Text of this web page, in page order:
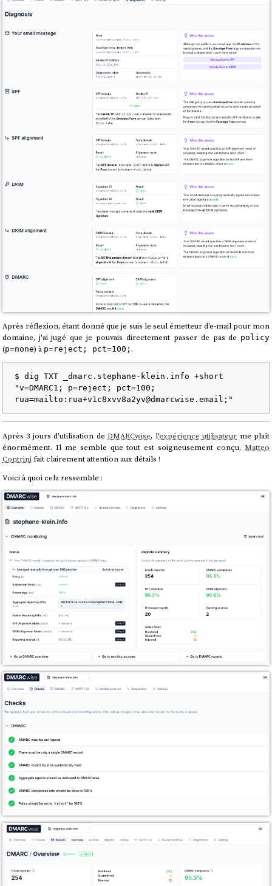
Après réflexion, étant donné que je suis le seul émetteur d'e-mail pour mon
domaine, j'ai jugé que je pouvais directement passer de pas de policy
(p=none) à p=reject; pct=100; .
$ dig TXT _dmarc.stephane-klein.info +short
"v=DMARC1; p=reject; pct=100;
Après 3 jours d'utilisation deDMARCwise, l'expérience utilisateur me plaît
énormément. Il me semble que tout est soigneusement conçu,Matteo
Contrinifait clairement attention aux détails !
Voici à quoi cela ressemble :